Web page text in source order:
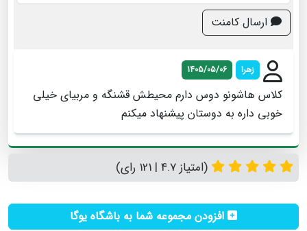
ارسال کامنت
زهرا 1405/05/06
کلاس هاشونو دوس دارم محیطش قشنگه و مربیای خیلی
خوبی داره به دوستان پیشنهاد میکنم
(امتیاز 4.7 | 121 رای)
افزودن مجموعه شما به باشگاه یوگا